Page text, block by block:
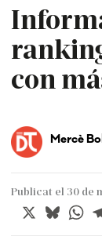
con
Mercè
Publicat el 30 de
X